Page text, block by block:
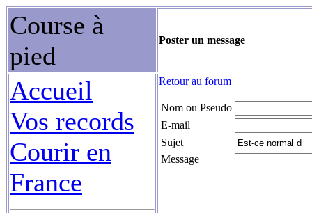
Course à
pied
Poster un message
Accueil
Vos records
Courir en
France
Retour au forum
Nom ou Pseudo
E-mail
Sujet
Message